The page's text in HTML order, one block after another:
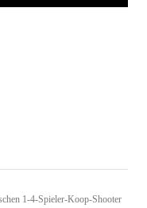
1-4-Spieler-Koop-Shooter